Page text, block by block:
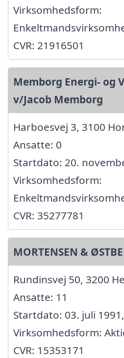
Virksomhedsform:
CVR: 21916501
Memborg Energi- og
v/Jacob Memborg
Harboesvej 3, 3100
Ansatte: 0
Startdato: 20.
Virksomhedsform:
CVR: 35277781
MORTENSEN &
Rundinsvej 50, 3200
Ansatte: 11
Startdato: 03. juli 1991,
Virksomhedsform:
CVR: 15353171